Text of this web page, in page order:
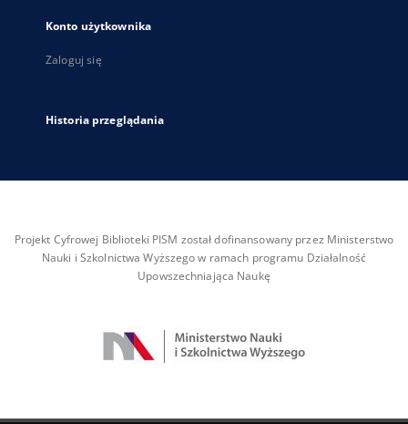
Konto użytkownika
Zaloguj się
Historia przeglądania
Projekt Cyfrowej Biblioteki PISM został dofinansowany przez Ministerstwo
Nauki i Szkolnictwa Wyższego w ramach programu Działalność
Upowszechniająca Naukę